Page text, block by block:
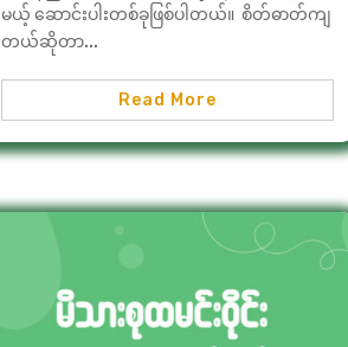
မယ့် ဆောင်းပါးတစ်ခုဖြစ်ပါတယ်။ စိတ်ဓာတ်ကျ
တယ်ဆိုတာ...
Read More